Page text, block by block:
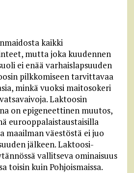
kaikki
mutta joka kuudennen
ei enää varhaislapsuuden
pilkkomiseen tarvittavaa
minkä vuoksi maitosokeri
Laktoosin
on epigeneettinen muutos,
eurooppalaistaustaisilla
maailman väestöstä ei juo
jälkeen. Laktoosi-
vallitseva ominaisuus
toisin kuin Pohjoismaissa.